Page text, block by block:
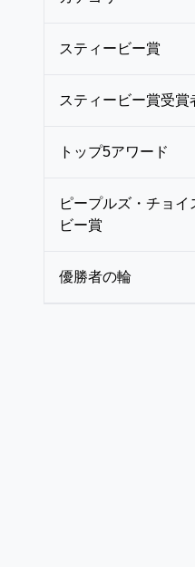
スティービー賞
スティービー賞受賞
トップ5アワード
ピープルズ・チョイ
ビー賞
優勝者の輪